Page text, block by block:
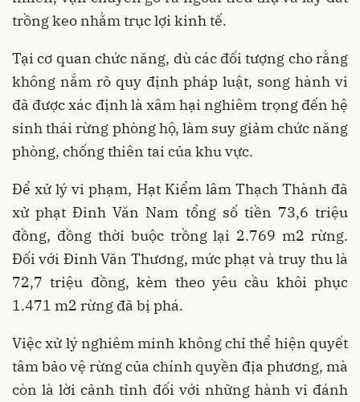
trồng keo nhằm trục lợi kinh tế.
Tại cơ quan chức năng, dù các đối tượng cho rằng
không nắm rõ quy định pháp luật, song hành vi
đã được xác định là xâm hại nghiêm trọng đến hệ
sinh thái rừng phòng hộ, làm suy giảm chức năng
phòng, chống thiên tai của khu vực.
Để xử lý vi phạm, Hạt Kiểm lâm Thạch Thành đã
xử phạt Đinh Văn Nam tổng số tiền 73,6 triệu
đồng, đồng thời buộc trồng lại 2.769 m2 rừng.
Đối với Đinh Văn Thương, mức phạt và truy thu là
72,7 triệu đồng, kèm theo yêu cầu khôi phục
1.471 m2 rừng đã bị phá.
Việc xử lý nghiêm minh không chỉ thể hiện quyết
tâm bảo vệ rừng của chính quyền địa phương, mà
còn là lời cảnh tỉnh đối với những hành vi đánh